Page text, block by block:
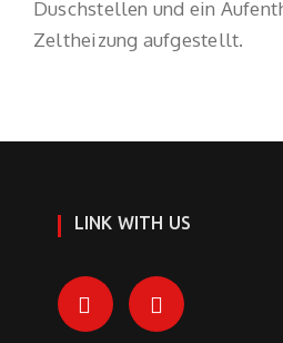
Duschstellen und ein
Zeltheizung aufgestellt.
LINK WITH US